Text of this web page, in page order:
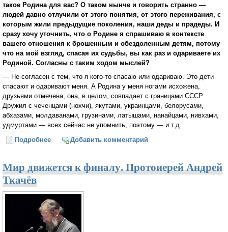
такое Родина для вас? О таком нынче и говорить странно —
людей давно отлучили от этого понятия, от этого переживания, с
которым жили предыдущие поколения, наши деды и прадеды. И
сразу хочу уточнить, что о Родине я спрашиваю в контексте
вашего отношения к брошенным и обездоленным детям, потому
что на мой взгляд, спасая их судьбы, вы как раз и одариваете их
Родиной. Согласны с таким ходом мыслей?
— Не согласен с тем, что я кого-то спасаю или одариваю. Это дети
спасают и одаривают меня. А Родина у меня ногами исхожена,
друзьями отмечена; она, в целом, совпадает с границами СССР.
Дружил с чеченцами (нохчи), якутами, украинцами, белорусами,
абхазами, молдаванами, грузинами, латышами, нанайцами, нивхами,
удмуртами — всех сейчас не упомнить, поэтому — и.т.д.
Подробнее о Сергей Марнов: «Господь создал семью, а
Добавить комментарий
Мир движется к финалу. Протоиерей Андрей
Ткачёв